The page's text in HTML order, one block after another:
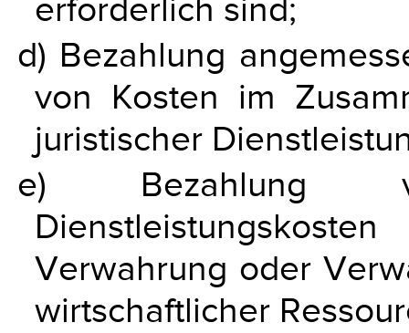
erforderlich sind;
d) Bezahlung
von Kosten im
juristischer
e) Bezahlung
Verwahrung oder
wirtschaftlicher